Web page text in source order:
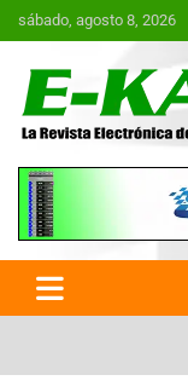
Saltar
al
sábado, agosto 8, 2026
E-
Argentina